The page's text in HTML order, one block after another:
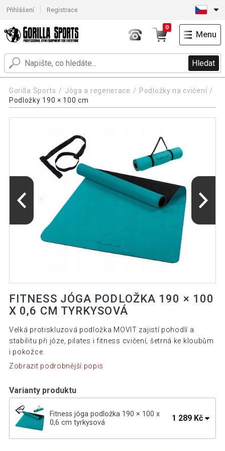
Přihlášení Registrace
Hledat
0
Menu
Gorilla Sports Jóga a regenerace
Podložky na cvičení
Podložky 190 × 100 cm
FITNESS JÓGA PODLOŽKA 190 × 100
X 0,6 CM TYRKYSOVÁ
Velká protiskluzová podložka MOVIT zajistí pohodlí a
stabilitu při józe, pilates i fitness cvičení, šetrná ke kloubům
i pokožce.
Zobrazit podrobnější popis
Varianty produktu
Fitness jóga podložka 190 × 100 x
0,6 cm tyrkysová
1 289 Kč